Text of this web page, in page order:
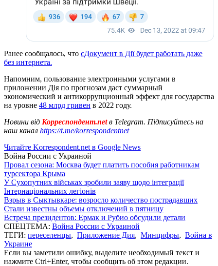
Ранее сообщалось, что єДокумент в Дії будет работать даже
без интернета.
Напомним, пользование электронными услугами в
приложении Дія по прогнозам даст суммарный
экономический и антикоррупционный эффект для государства
на уровне 48 млрд гривен в 2022 году.
Новини від Корреспондент.netв Telegram. Підписуйтесь на
наш канал https://t.me/korrespondentnet
Читайте Korrespondent.net в Google News
Война России с Украиной
Провал сезона: Москва будет платить пособия работникам
турсектора Крыма
У Сухопутних військах зробили заяву щодо інтеграції
Інтернаціональних легіонів
Взрыв в Сыктывкаре: возросло количество пострадавших
Стали известны объемы отключений в пятницу
Встреча президентов: Ермак и Рубио обсудили детали
СПЕЦТЕМА: Война России с Украиной
ТЕГИ: переселенцы, Приложение Дия, Минцифры, Война в
Украине
Если вы заметили ошибку, выделите необходимый текст и
нажмите Ctrl+Enter, чтобы сообщить об этом редакции.